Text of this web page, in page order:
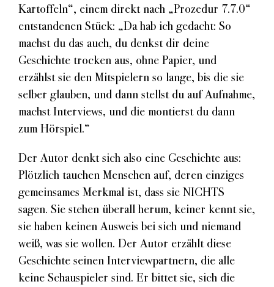
Kartoffeln“, einem direkt nach „Prozedur 7.7.0“
entstandenen Stück: „Da hab ich gedacht: So
machst du das auch, du denkst dir deine
Geschichte trocken aus, ohne Papier, und
erzählst sie den Mitspielern so lange, bis die sie
selber glauben, und dann stellst du auf Aufnahme,
machst Interviews, und die montierst du dann
zum Hörspiel.“
Der Autor denkt sich also eine Geschichte aus:
Plötzlich tauchen Menschen auf, deren einziges
gemeinsames Merkmal ist, dass sie NICHTS
sagen. Sie stehen überall herum, keiner kennt sie,
sie haben keinen Ausweis bei sich und niemand
weiß, was sie wollen. Der Autor erzählt diese
Geschichte seinen Interviewpartnern, die alle
keine Schauspieler sind. Er bittet sie, sich die